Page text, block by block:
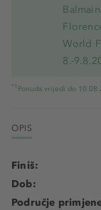
World
8.-
*1 Ponuda vrijedi do
OPIS
Finiš:
Dob:
Područje